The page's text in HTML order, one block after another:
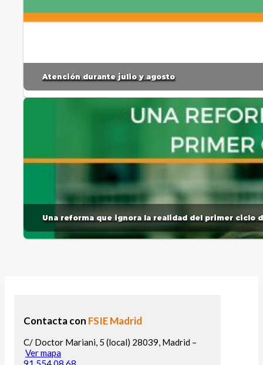
Atención durante julio y agosto
Una reforma que ignora la realidad del primer ciclo
Contacta con FSIE Madrid
C/ Doctor Mariani, 5 (local) 28039, Madrid –
Ver mapa